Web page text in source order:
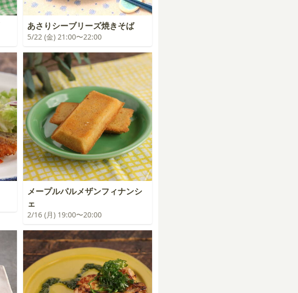
あさりシーブリーズ焼きそば
5/22 (金) 21:00〜22:00
メープルパルメザンフィナンシ
ェ
2/16 (月) 19:00〜20:00